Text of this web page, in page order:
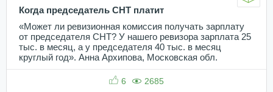
Когда председатель СНТ платит
«Может ли ревизионная комиссия получать зарплату
от председателя СНТ? У нашего ревизора зарплата 25
тыс. в месяц, а у председателя 40 тыс. в месяц
круглый год». Анна Архипова, Московская обл.
6 2685